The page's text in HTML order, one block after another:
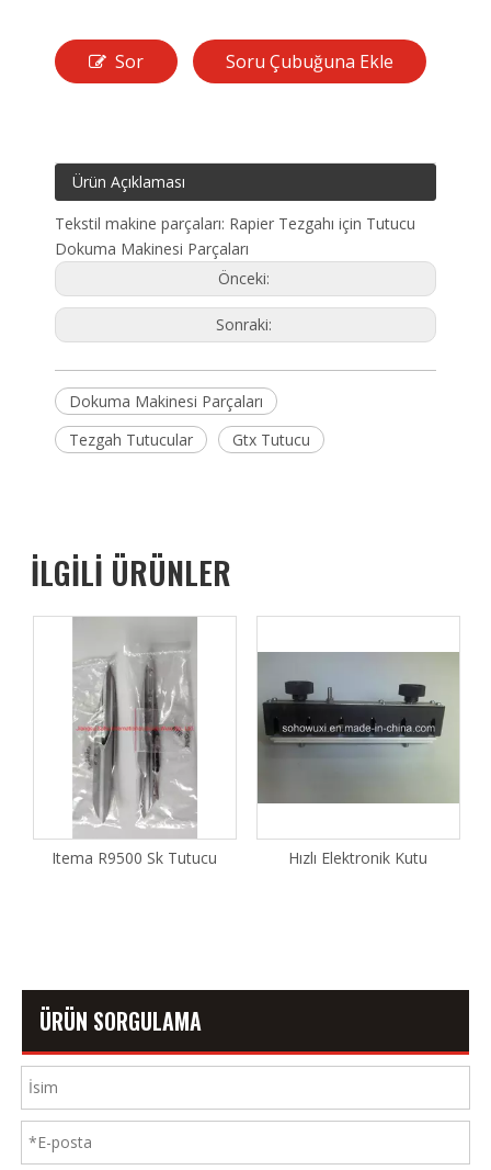
Sor Soru Çubuğuna Ekle
Ürün Açıklaması
Tekstil makine parçaları: Rapier Tezgahı için Tutucu
Dokuma Makinesi Parçaları
Önceki:
Sonraki:
Dokuma Makinesi Parçaları
Tezgah Tutucular
Gtx Tutucu
İLGİLİ ÜRÜNLER
Itema R9500 Sk Tutucu Hızlı Elektronik Kutu
ÜRÜN SORGULAMA